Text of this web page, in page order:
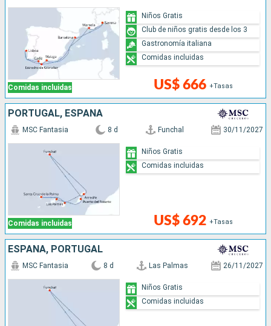
Comidas incluidas US$ 666 +Tasas
Niños Gratis
Club de niños gratis desde los 3
Gastronomía italiana
Comidas incluidas
PORTUGAL, ESPAÑA
Comidas incluidas
MSC Fantasia 8 d Funchal 30/11/2027
US$ 692 +Tasas
Niños Gratis
Comidas incluidas
ESPAÑA, PORTUGAL
MSC Fantasia 8 d Las Palmas 26/11/2027
Niños Gratis
Comidas incluidas